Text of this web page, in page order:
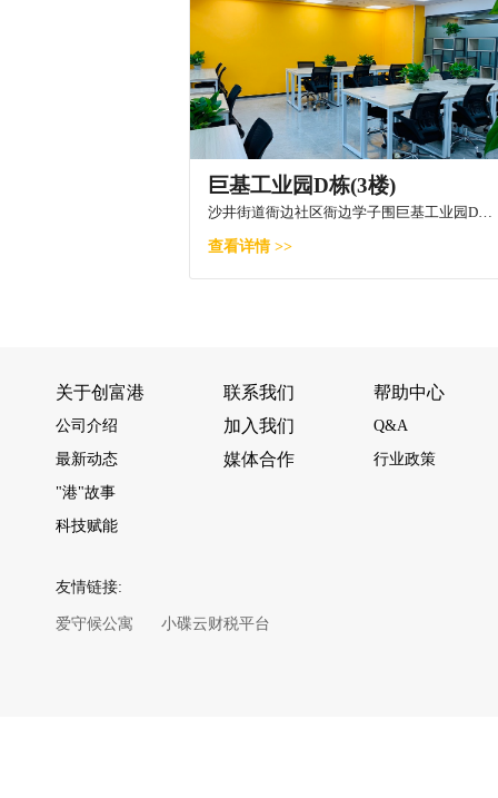
巨基工业园D栋(3楼)
沙井街道衙边社区衙边学子围巨基工业园D栋3层
查看详情 >>
关于创富港
公司介绍
最新动态
"港"故事
科技赋能
联系我们
加入我们
媒体合作
帮助中心
Q&A
行业政策
友情链接:
爱守候公寓 小碟云财税平台